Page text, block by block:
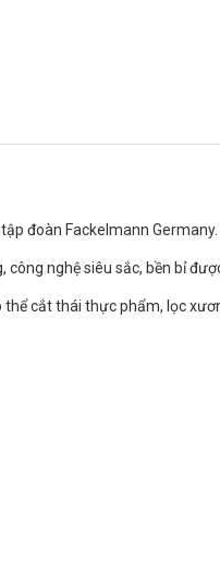
đoàn Fackelmann Germany.
nghệ siêu sắc, bền bỉ
cắt thái thực phẩm, lọc